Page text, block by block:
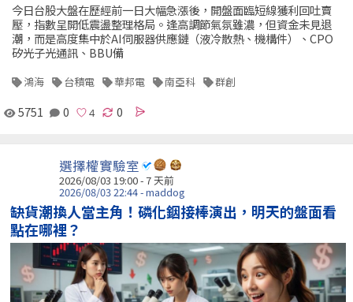
今日台股大盤在歷經前一日大幅急漲後，開盤面臨短線獲利回吐賣
壓，指數呈開低震盪整理格局。逢高調節氣氛雖濃，但資金未見退
潮，而是高度集中於AI伺服器供應鏈（液冷散熱、機構件）、CPO
矽光子光通訊、BBU備
鴻海 台積電 華邦電 南亞科 群創
5751 0 0
選擇權實驗室
2026/08/03 19:00 - 7 天前
2026/08/03 22:44 - maddog
缺貨潮換人當主角！磷化銦接棒演出，明天的盤面看
點在哪裡？